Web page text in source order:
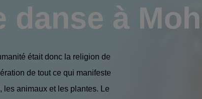
danse à
était donc la religion de
de tout ce qui manifeste
les animaux et les plantes. Le